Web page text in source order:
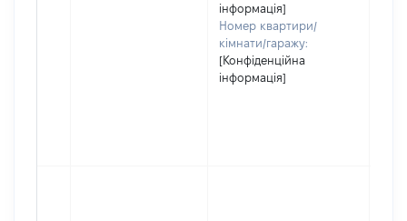
інформація]
Номер квартири/
кімнати/гаражу:
[Конфіденційна
інформація]